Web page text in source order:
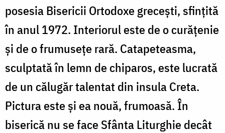
posesia Bisericii Ortodoxe grecești, sfințită
în anul 1972. Interiorul este de o curățenie
și de o frumusețe rară. Catapeteasma,
sculptată în lemn de chiparos, este lucrată
de un călugăr talentat din insula Creta.
Pictura este și ea nouă, frumoasă. În
biserică nu se face Sfânta Liturghie decât